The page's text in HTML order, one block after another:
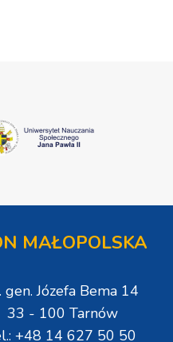
MAŁOPOLSKA
gen. Józefa Bema 14
33 - 100 Tarnów
+48 14 627 50 50